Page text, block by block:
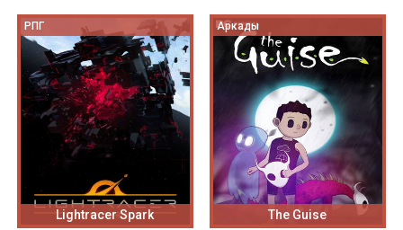
РПГ
Lightracer Spark
Аркады
The Guise